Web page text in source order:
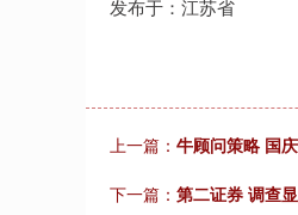
发布于：江苏省
上一篇： 牛顾问策略 国
下一篇： 第二证券 调查